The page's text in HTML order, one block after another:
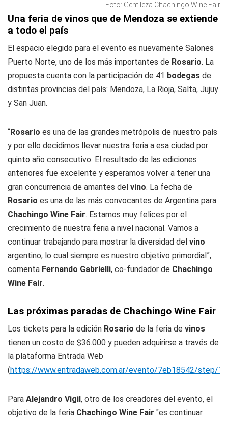
Foto: Gentileza Chachingo Wine Fair
Una feria de vinos que de Mendoza se extiende
a todo el país
El espacio elegido para el evento es nuevamente Salones
Puerto Norte, uno de los más importantes de Rosario. La
propuesta cuenta con la participación de 41 bodegas de
distintas provincias del país: Mendoza, La Rioja, Salta, Jujuy
y San Juan.
“Rosario es una de las grandes metrópolis de nuestro país
y por ello decidimos llevar nuestra feria a esa ciudad por
quinto año consecutivo. El resultado de las ediciones
anteriores fue excelente y esperamos volver a tener una
gran concurrencia de amantes del vino. La fecha de
Rosario es una de las más convocantes de Argentina para
Chachingo Wine Fair. Estamos muy felices por el
crecimiento de nuestra feria a nivel nacional. Vamos a
continuar trabajando para mostrar la diversidad del vino
argentino, lo cual siempre es nuestro objetivo primordial”,
comenta Fernando Gabrielli, co-fundador de Chachingo
Wine Fair.
Las próximas paradas de Chachingo Wine Fair
Los tickets para la edición Rosario de la feria de vinos
tienen un costo de $36.000 y pueden adquirirse a través de
la plataforma Entrada Web
(https://www.entradaweb.com.ar/evento/7eb18542/step/1
Para Alejandro Vigil, otro de los creadores del evento, el
objetivo de la feria Chachingo Wine Fair "es continuar